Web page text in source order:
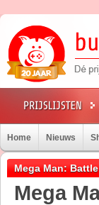
Home Nieuws
Mega Man:
Mega